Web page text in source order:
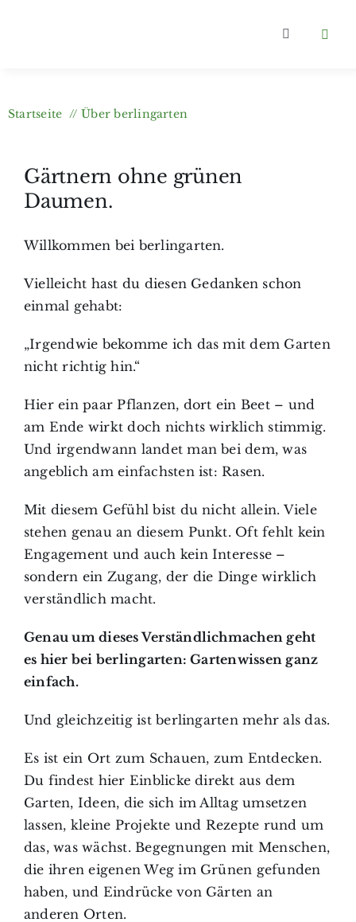
Toggle
Startseite Über berlingarten
Gärtnern ohne grünen
Daumen.
Willkommen bei berlingarten.
Vielleicht hast du diesen Gedanken schon
einmal gehabt:
„Irgendwie bekomme ich das mit dem Garten
nicht richtig hin.“
Hier ein paar Pflanzen, dort ein Beet – und
am Ende wirkt doch nichts wirklich stimmig.
Und irgendwann landet man bei dem, was
angeblich am einfachsten ist: Rasen.
Mit diesem Gefühl bist du nicht allein. Viele
stehen genau an diesem Punkt. Oft fehlt kein
Engagement und auch kein Interesse –
sondern ein Zugang, der die Dinge wirklich
verständlich macht.
Genau um dieses Verständlichmachen geht
es hier bei berlingarten: Gartenwissen ganz
einfach.
Und gleichzeitig ist berlingarten mehr als das.
Es ist ein Ort zum Schauen, zum Entdecken.
Du findest hier Einblicke direkt aus dem
Garten, Ideen, die sich im Alltag umsetzen
lassen, kleine Projekte und Rezepte rund um
das, was wächst. Begegnungen mit Menschen,
die ihren eigenen Weg im Grünen gefunden
haben, und Eindrücke von Gärten an
anderen Orten.